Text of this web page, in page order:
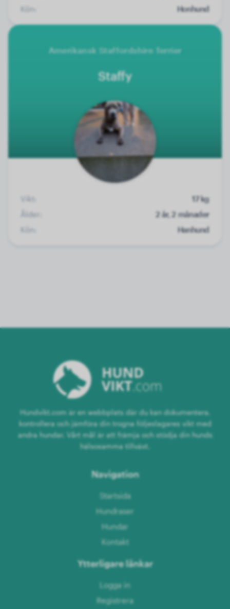
Kön:
Honhund
Amerikansk Staffordshire Terrier
Staffy
Vikt:
17 kg
Ålder:
2 år, 2 månader
Kön:
Hanhund
Hundvikt.com är en webbplats där du kan dokumentera,
kontrollera och jämföra din trogna följeslagares vikt med
andra hundar. Vårt mål är att främja och stödja din hunds
hälsosamma tillväxt.
Navigation
Startsida
Hundraser
Hundar
Kontakt
Ytterligare länkar
Logga in
Registrera